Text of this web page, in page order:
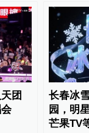
团
长春冰
园，明
芒果TV